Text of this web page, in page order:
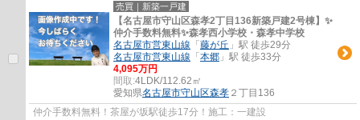
売買｜新築一戸建
【名古屋市守山区森孝2丁目136新築戸建2号棟】✨️
仲介手数料無料✨️森孝西小学校・森孝中学校
名古屋市営東山線 「 藤が丘 」駅 徒歩29分
名古屋市営東山線 「 本郷 」駅 徒歩33分
4,095万円
間取:4LDK/112.62㎡
愛知県名古屋市守山区森孝 ２丁目136
仲介手数料無料！茶屋が坂駅徒歩17分！施工：一建設